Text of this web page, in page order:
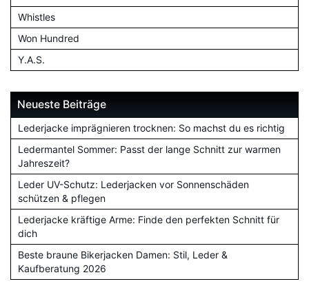
Whistles
Won Hundred
Y.A.S.
Neueste Beiträge
Lederjacke imprägnieren trocknen: So machst du es richtig
Ledermantel Sommer: Passt der lange Schnitt zur warmen
Jahreszeit?
Leder UV-Schutz: Lederjacken vor Sonnenschäden
schützen & pflegen
Lederjacke kräftige Arme: Finde den perfekten Schnitt für
dich
Beste braune Bikerjacken Damen: Stil, Leder &
Kaufberatung 2026